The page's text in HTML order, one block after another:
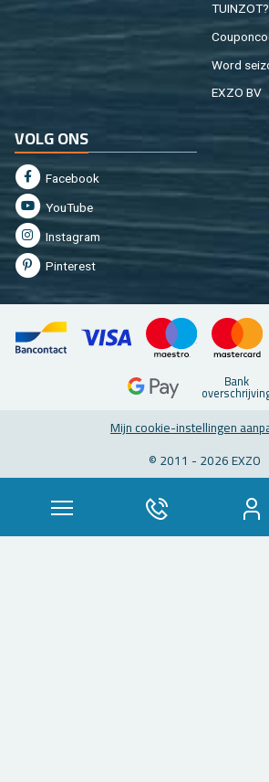
Word
EXZO BV
VOLG ONS
Fa­cebook
You­Tu­be
In­st­agram
Pin­te­rest
Bank
Mijn coo­kie-in­stel­lin­gen
© 2011 - 2026 EXZO